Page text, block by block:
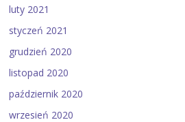
luty 2021
styczeń 2021
grudzień 2020
listopad 2020
październik 2020
wrzesień 2020